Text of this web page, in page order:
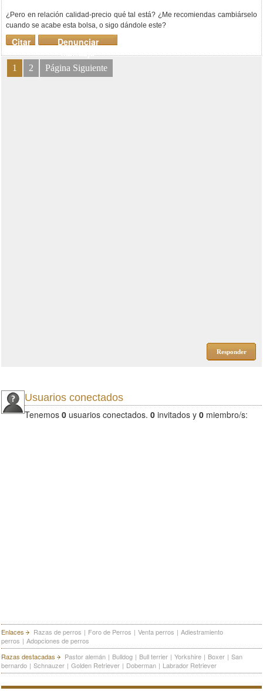
¿Pero en relación calidad-precio qué tal está? ¿Me recomiendas cambiárselo
cuando se acabe esta bolsa, o sigo dándole este?
Denunciar
mensaje
Citar
1 2 Página Siguiente
Responder
Usuarios conectados
Tenemos 0 usuarios conectados. 0 invitados y 0 miembro/s:
Enlaces Razas de perros | Foro de Perros | Venta perros | Adiestramiento
perros | Adopciones de perros
Razas destacadas
Pastor alemán | Bulldog | Bull terrier | Yorkshire | Boxer | San
bernardo | Schnauzer | Golden Retriever | Doberman | Labrador Retriever